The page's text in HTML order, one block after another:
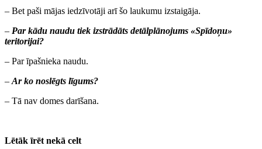
– Bet paši mājas iedzīvotāji arī šo laukumu izstaigāja.
– Par kādu naudu tiek izstrādāts detālplānojums «Spīdoņu»
teritorijai?
– Par īpašnieka naudu.
– Ar ko noslēgts līgums?
– Tā nav domes darīšana.
Lētāk īrēt nekā celt